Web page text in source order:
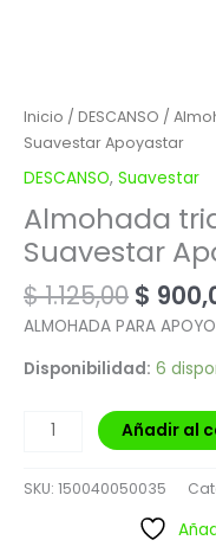
Inicio / DESCANSO /
Suavestar Apoyastar
DESCANSO, Suavestar
Almohada
Suavestar
$1.125,00 $
ALMOHADA PARA
Disponibilidad: 6
Añadir al
SKU: 150040050035